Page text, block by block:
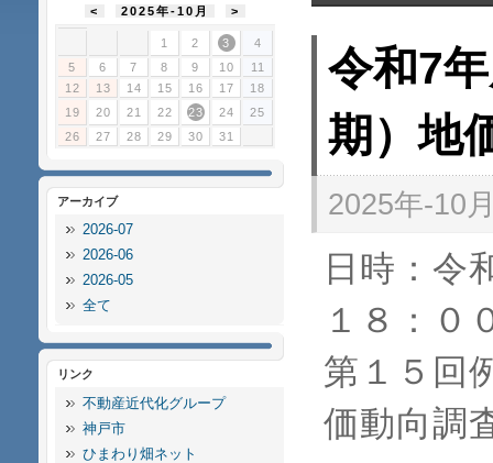
令和7
期）地
2025年-10
日時：
１８：０
第１５回
価動向調
<
2025年-10月 >
1 2 3
4
5
6 7 8 9 10
11
12
13 14 15 16 17
18
19
20 21 22 23 24
25
26
27 28 29 30 31
アーカイブ
2026-07
2026-06
2026-05
全て
リンク
不動産近代化グループ
神戸市
ひまわり畑ネット